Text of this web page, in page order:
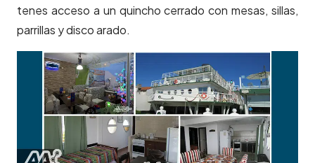
tenes acceso a un quincho cerrado con mesas, sillas,
parrillas y disco arado.